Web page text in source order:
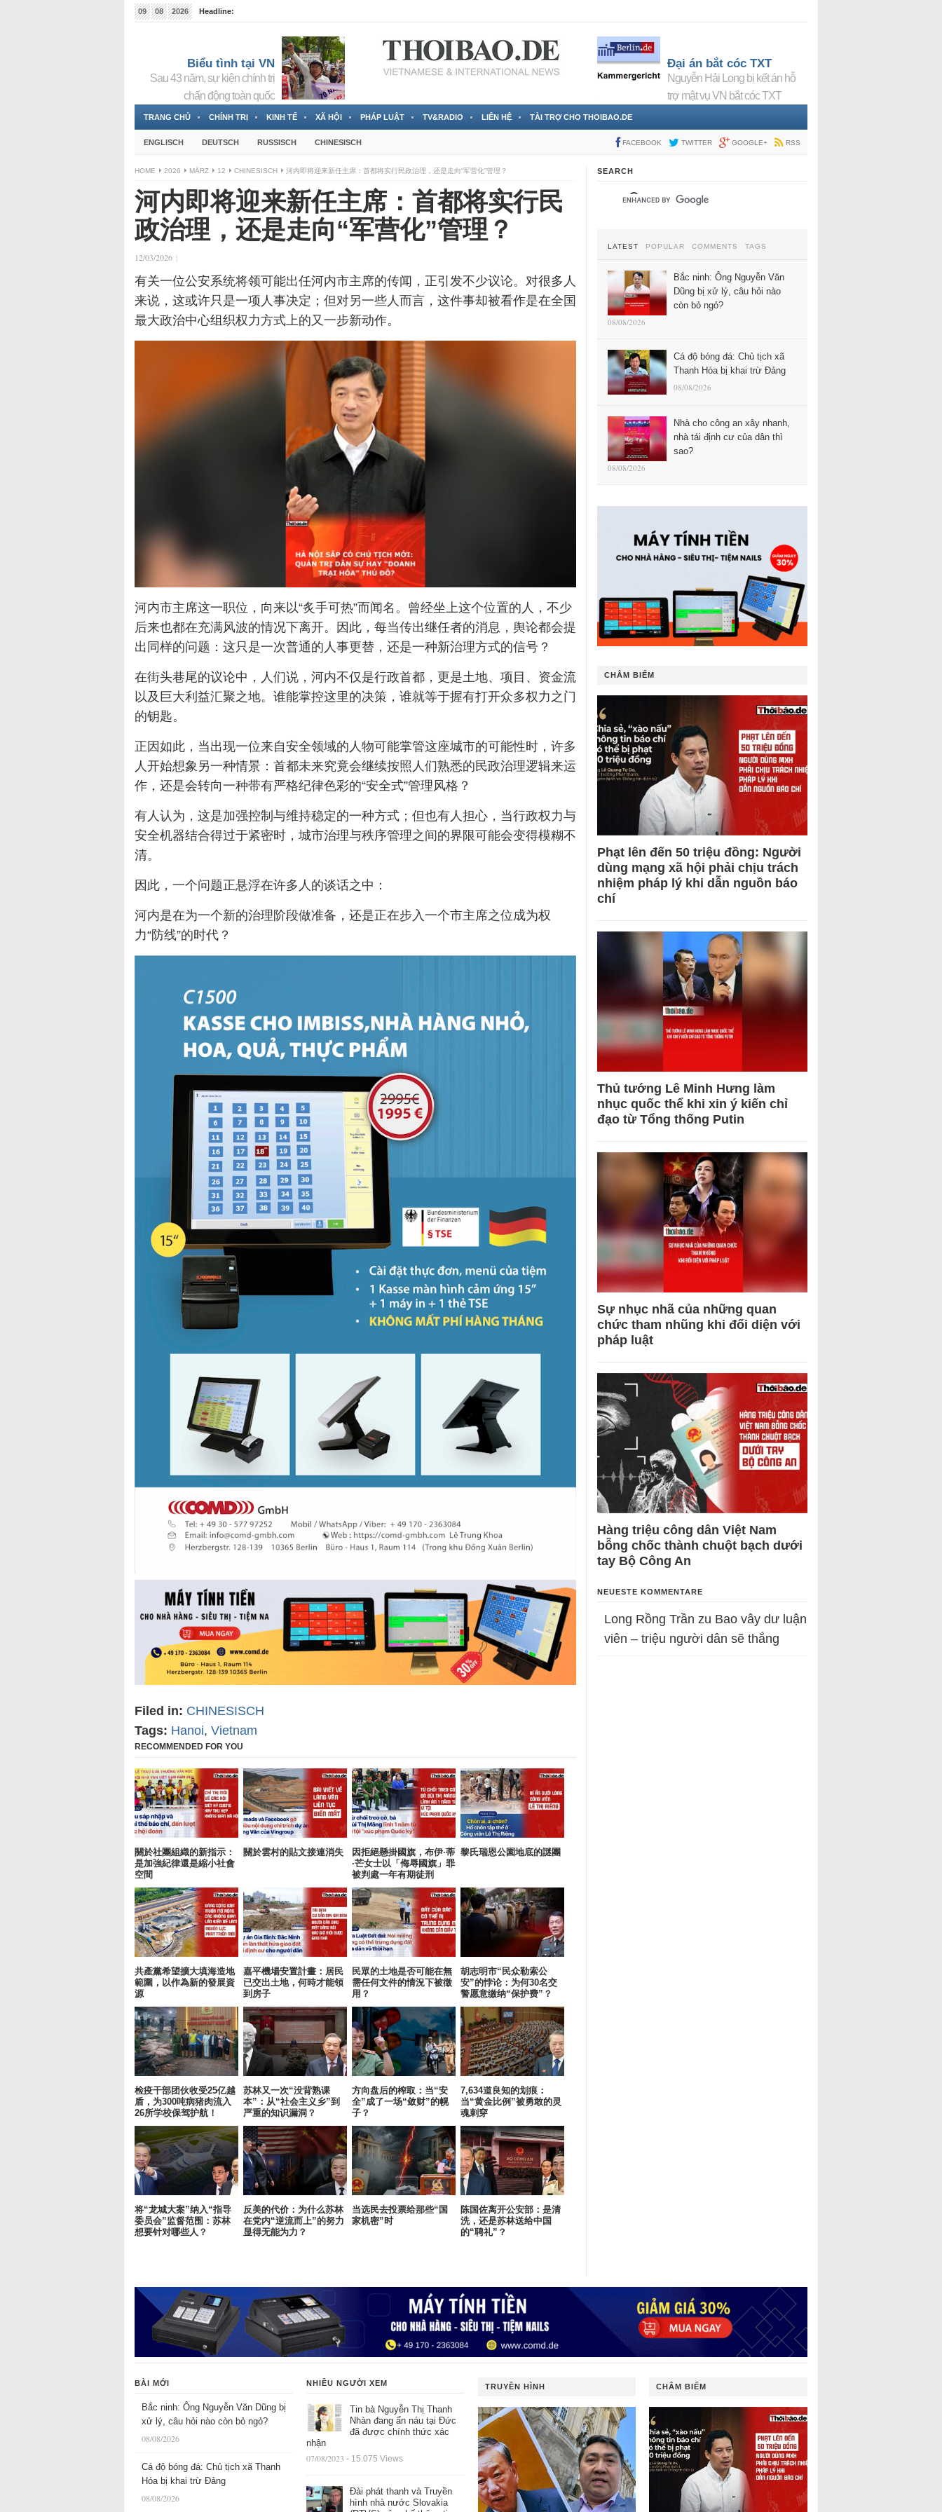
09 08 2026
Headline:
Biểu tình tại VN
Sau 43 năm, sự kiện chính trị
chấn động toàn quốc
Đại án bắt cóc TXT
Nguyễn Hải Long bị kết án hỗ
trợ mật vụ VN bắt cóc TXT
TRANG CHỦ CHÍNH TRỊ KINH TẾ XÃ HỘI PHÁP LUẬT TV&RADIO LIÊN HỆ TÀI TRỢ CHO THOIBAO.DE
ENGLISCH DEUTSCH RUSSISCH CHINESISCH FACEBOOK TWITTER GOOGLE+ RSS
HOME 2026 MÄRZ 12 CHINESISCH 河内即将迎来新任主席：首都将实行民政治理，还是走向“军营化”管理？
河内即将迎来新任主席：首都将实行民
政治理，还是走向“军营化”管理？
12/03/2026 |
有关一位公安系统将领可能出任河内市主席的传闻，正引发不少议论。对很多人
来说，这或许只是一项人事决定；但对另一些人而言，这件事却被看作是在全国
最大政治中心组织权力方式上的又一步新动作。
河内市主席这一职位，向来以“炙手可热”而闻名。曾经坐上这个位置的人，不少
后来也都在充满风波的情况下离开。因此，每当传出继任者的消息，舆论都会提
出同样的问题：这只是一次普通的人事更替，还是一种新治理方式的信号？
在街头巷尾的议论中，人们说，河内不仅是行政首都，更是土地、项目、资金流
以及巨大利益汇聚之地。谁能掌控这里的决策，谁就等于握有打开众多权力之门
的钥匙。
正因如此，当出现一位来自安全领域的人物可能掌管这座城市的可能性时，许多
人开始想象另一种情景：首都未来究竟会继续按照人们熟悉的民政治理逻辑来运
作，还是会转向一种带有严格纪律色彩的“安全式”管理风格？
有人认为，这是加强控制与维持稳定的一种方式；但也有人担心，当行政权力与
安全机器结合得过于紧密时，城市治理与秩序管理之间的界限可能会变得模糊不
清。
因此，一个问题正悬浮在许多人的谈话之中：
河内是在为一个新的治理阶段做准备，还是正在步入一个市主席之位成为权
力“防线”的时代？
Filed in: CHINESISCH
Tags: Hanoi, Vietnam
RECOMMENDED FOR YOU
關於社團組織的新指示：
是加強紀律還是縮小社會
空間
關於雲村的貼文接連消失
因拒絕懸掛國旗，布伊·蒂
·芒女士以「侮辱國旗」罪
被判處一年有期徒刑
黎氏瑞恩公園地底的謎團
共產黨希望擴大填海造地
範圍，以作為新的發展資
源
嘉平機場安置計畫：居民
已交出土地，何時才能領
到房子
民眾的土地是否可能在無
需任何文件的情況下被徵
用？
胡志明市“民众勒索公
安”的悖论：为何30名交
警愿意缴纳“保护费”？
检疫干部团伙收受25亿越
盾，为300吨病猪肉流入
26所学校保驾护航！
苏林又一次“没背熟课
本”：从“社会主义乡”到
严重的知识漏洞？
方向盘后的榨取：当“安
全”成了一场“敛财”的幌
子？
7,634道良知的划痕：
当“黄金比例”被勇敢的灵
魂刺穿
将“龙城大案”纳入“指导
委员会”监督范围：苏林
想要针对哪些人？
反美的代价：为什么苏林
在党内“逆流而上”的努力
显得无能为力？
当选民去投票给那些“国
家机密”时
陈国佐离开公安部：是清
洗，还是苏林送给中国
的“聘礼”？
SEARCH
LATEST POPULAR COMMENTS TAGS
Bắc ninh: Ông Nguyễn Văn
Dũng bị xử lý, câu hỏi nào
còn bỏ ngỏ?
08/08/2026
Cá độ bóng đá: Chủ tịch xã
Thanh Hóa bị khai trừ Đảng
08/08/2026
Nhà cho công an xây nhanh,
nhà tái định cư của dân thì
sao?
08/08/2026
CHÂM BIẾM
Phạt lên đến 50 triệu đồng: Người
dùng mạng xã hội phải chịu trách
nhiệm pháp lý khi dẫn nguồn báo
chí
Thủ tướng Lê Minh Hưng làm
nhục quốc thể khi xin ý kiến chỉ
đạo từ Tổng thống Putin
Sự nhục nhã của những quan
chức tham nhũng khi đối diện với
pháp luật
Hàng triệu công dân Việt Nam
bỗng chốc thành chuột bạch dưới
tay Bộ Công An
NEUESTE KOMMENTARE
Long Rồng Trần zu Bao vây dư luận
viên – triệu người dân sẽ thắng
BÀI MỚI
Bắc ninh: Ông Nguyễn Văn Dũng bị
xử lý, câu hỏi nào còn bỏ ngỏ?
08/08/2026
Cá độ bóng đá: Chủ tịch xã Thanh
Hóa bị khai trừ Đảng
08/08/2026
NHIỀU NGƯỜI XEM
Tin bà Nguyễn Thị Thanh
Nhàn đang ẩn náu tại Đức
đã được chính thức xác
nhận
07/08/2023 - 15.075 Views
Đài phát thanh và Truyền
hình nhà nước Slovakia
TRUYỀN HÌNH CHÂM BIẾM